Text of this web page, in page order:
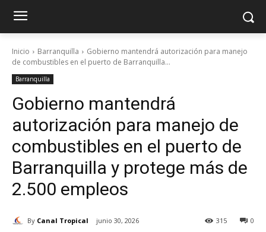
Inicio Barranquilla
Gobierno mantendrá autorización para manejo
de combustibles en el puerto de Barranquilla...
Barranquilla
Gobierno mantendrá
autorización para manejo de
combustibles en el puerto de
Barranquilla y protege más de
2.500 empleos
By Canal Tropical junio 30, 2026 0
315